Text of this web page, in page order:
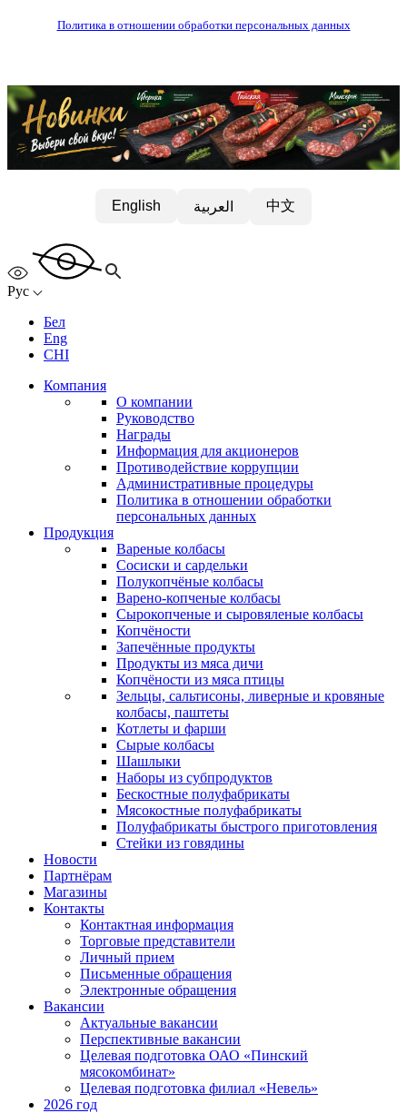
Политика в отношении обработки персональных данных
English العربية 中文
Рус
Бел
Eng
CHI
Компания
О компании
Руководство
Награды
Информация для акционеров
Противодействие коррупции
Административные процедуры
Политика в отношении обработки
персональных данных
Продукция
Вареные колбасы
Сосиски и сардельки
Полукопчёные колбасы
Варено-копченые колбасы
Сырокопченые и сыровяленые колбасы
Копчёности
Запечённые продукты
Продукты из мяса дичи
Копчёности из мяса птицы
Зельцы, сальтисоны, ливерные и кровяные
колбасы, паштеты
Котлеты и фарши
Сырые колбасы
Шашлыки
Наборы из субпродуктов
Бескостные полуфабрикаты
Мясокостные полуфабрикаты
Полуфабрикаты быстрого приготовления
Стейки из говядины
Новости
Партнёрам
Магазины
Контакты
Контактная информация
Торговые представители
Личный прием
Письменные обращения
Электронные обращения
Вакансии
Актуальные вакансии
Перспективные вакансии
Целевая подготовка ОАО «Пинский
мясокомбинат»
Целевая подготовка филиал «Невель»
2026 год